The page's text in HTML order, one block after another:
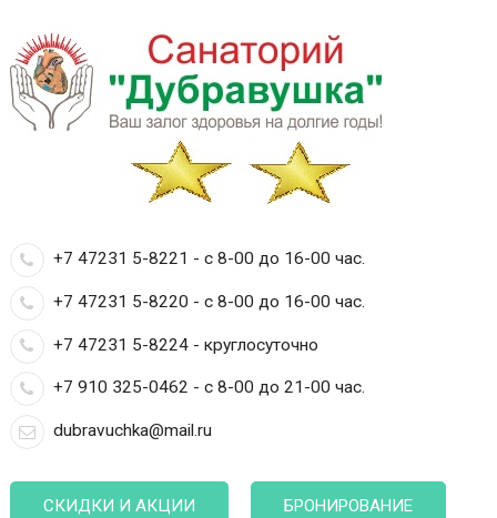
+7 47231 5-8221 - с 8-00 до 16-00 час.
+7 47231 5-8220 - с 8-00 до 16-00 час.
+7 47231 5-8224 - круглосуточно
+7 910 325-0462 - с 8-00 до 21-00 час.
dubravuchka@mail.ru
СКИДКИ И АКЦИИ БРОНИРОВАНИЕ